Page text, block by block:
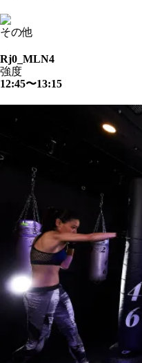
その他
Rj0_MLN4
強度
12:45〜13:15